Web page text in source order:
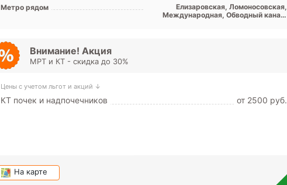
Метро рядом
Елизаровская, Ломоносовская,
Международная, Обводный канал,
Внимание! Акция
МРТ и КТ - скидка до 30%
Цены с учетом льгот и акций ↓
КТ почек и надпочечников от 2500 pуб.
На карте